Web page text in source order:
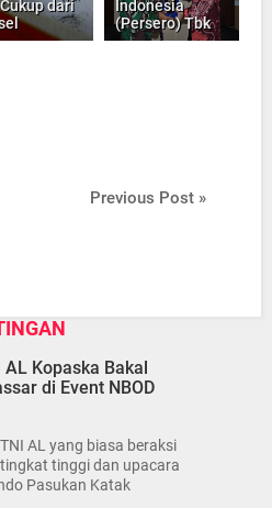
dari
Indonesia
(Persero) Tbk
Previous Post »
Kopaska Bakal
di Event NBOD
AL yang biasa beraksi
tinggi dan upacara
Pasukan Katak